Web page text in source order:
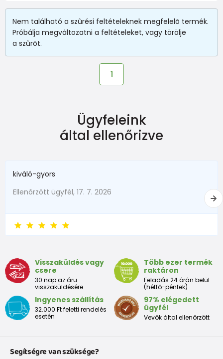
Nem található a szûrési feltételeknek megfelelõ termék.
Próbálja megváltozatni a feltételeket, vagy törölje
a szûrõt.
1
Ügyfeleink
által ellenőrizve
kiváló-gyors
Ellenõrzött ügyfél, 17. 7. 2026
Visszaküldés vagy
csere
30 nap az áru
visszaküldésére
Több ezer termék
raktáron
Feladás 24 órán belül
(hétfő-péntek)
Ingyenes szállítás
32.000 Ft feletti rendelés
esetén
97% elégedett
ügyfél
Vevők által ellenőrzött
Segítségre van szüksége?